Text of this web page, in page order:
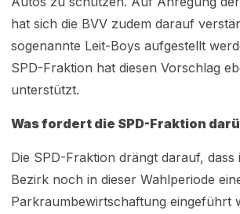
hat sich die BVV zudem darauf
sogenannte Leit-Boys aufgestellt
SPD-Fraktion hat diesen Vorschlag
unterstützt.
Was fordert die SPD-Fraktion
Die SPD-Fraktion drängt darauf, dass
Bezirk noch in dieser Wahlperiode
Parkraumbewirtschaftung eingeführt